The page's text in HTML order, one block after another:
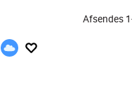
Afsendes